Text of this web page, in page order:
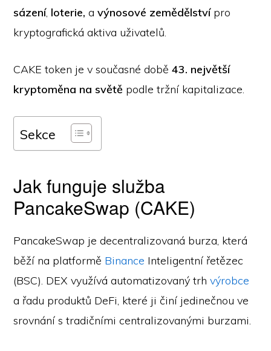
sázení, loterie, avýnosové zemědělstvípro
kryptografická aktiva uživatelů.
CAKE token je v současné době43. největší
kryptoměna na světě podle tržní kapitalizace.
Sekce
Jak funguje služba
PancakeSwap (CAKE)
PancakeSwap je decentralizovaná burza, která
běží na platformě Binance Inteligentní řetězec
(BSC). DEX využívá automatizovaný trhvýrobce
a řadu produktů DeFi, které ji činí jedinečnou ve
srovnání s tradičními centralizovanými burzami.